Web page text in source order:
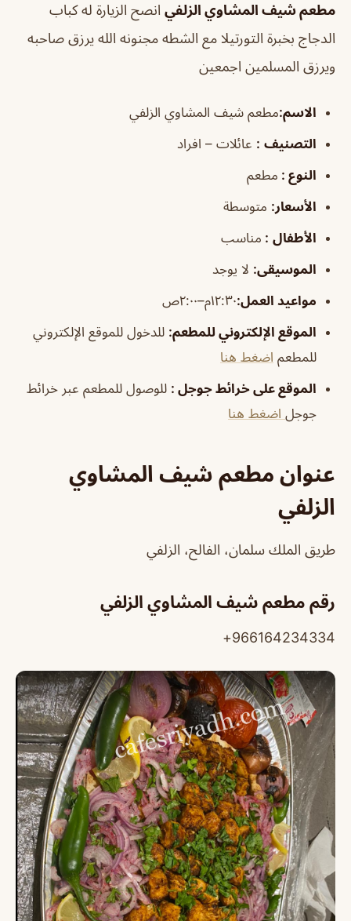
مطعم شيف المشاوي الزلفي انصح الزيارة له كباب
الدجاج بخبرة التورتيلا مع الشطه مجنونه الله يرزق صاحبه
ويرزق المسلمين اجمعين
الاسم:مطعم شيف المشاوي الزلفي
التصنيف : عائلات – افراد
النوع : مطعم
الأسعار: متوسطة
الأطفال : مناسب
الموسيقى: لا يوجد
مواعيد العمل:١٢:٣٠م–٢:٠٠ص
الموقع الإلكتروني للمطعم: للدخول للموقع الإلكتروني
للمطعم اضغط هنا
الموقع على خرائط جوجل : للوصول للمطعم عبر خرائط
جوجل اضغط هنا
عنوان مطعم شيف المشاوي
الزلفي
طريق الملك سلمان، الفالح، الزلفي
رقم مطعم شيف المشاوي الزلفي
966164234334+